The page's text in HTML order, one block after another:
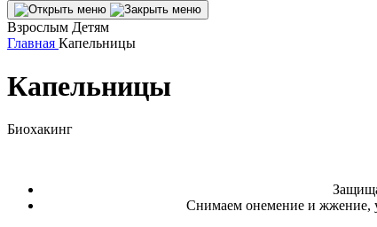
Взрослым Детям
Главная Капельницы
Капельницы
Биохакинг
Снимаем онемение и жжение,